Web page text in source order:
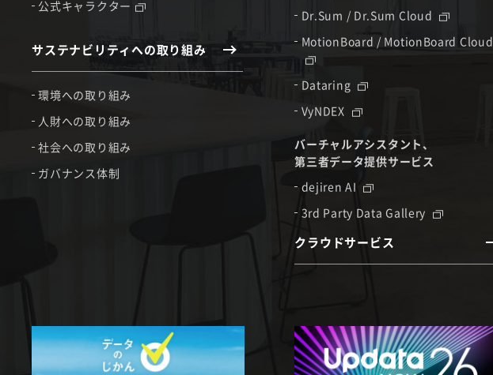
公式キャラクター
サステナビリティへの取り組み
環境への取り組み
人財への取り組み
社会への取り組み
ガバナンス体制
Dr.Sum / Dr.Sum Cloud
MotionBoard / MotionBoard Cloud
Dataring
VyNDEX
バーチャルアシスタント、
第三者データ提供サービス
dejiren AI
3rd Party Data Gallery
クラウドサービス